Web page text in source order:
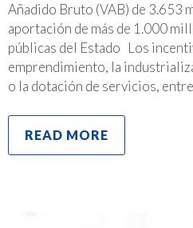
Añadido Bruto (VAB) de 3.653
aportación de más de 1.000
públicas del Estado Los
emprendimiento, la
o la dotación de servicios,
READ MORE